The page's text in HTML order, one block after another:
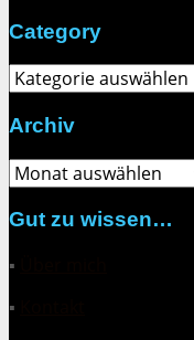
Category
Category
Archiv
Archiv
Gut zu wissen…
▪
▪